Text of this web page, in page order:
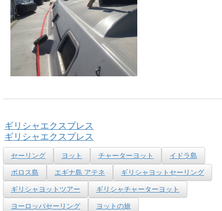
ギリシャエクスプレス
ギリシャエクスプレス
セーリング ヨット チャーターヨット
イドラ島
ポロス島
エギナ島 アテネ
ギリシャヨットセーリング
ギリシャヨットツアー
ギリシャチャーターヨット
ヨーロッパセーリング
ヨットの旅